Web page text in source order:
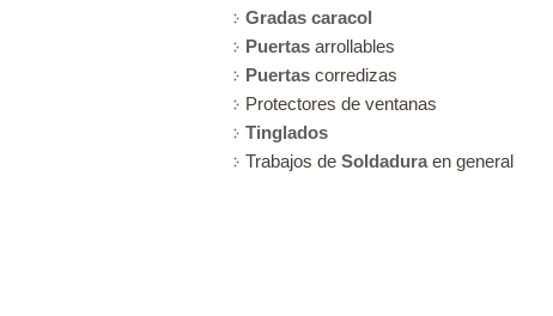
Gradas caracol
Puertas arrollables
Puertas corredizas
Protectores de ventanas
Tinglados
Trabajos de Soldaduraen general